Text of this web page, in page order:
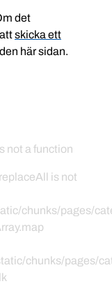
det
skicka ett
här sidan.
not a function
is not
chunks/pages/
chunks/pages/